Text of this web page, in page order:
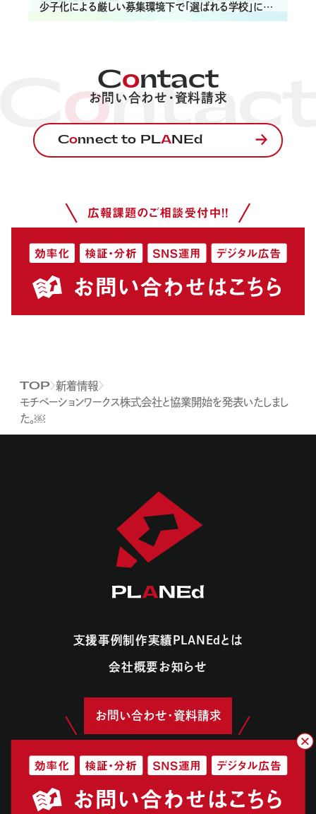
News
少子化による厳しい募集環境下で「選ばれる学校」にな
oContact
お問い合わせ・資料請求
Connect to PLA NEd
TOP
新着情報
モチベーションワークス株式会社と協業開始を発表いたしまし
た。￼
支援事例制作実績 PLANEdとは
会社概要お知らせ
お問い合わせ・資料請求
©2022-2024 PLANEd, Inc.